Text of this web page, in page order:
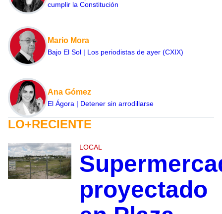
cumplir la Constitución
Mario Mora
Bajo El Sol | Los periodistas de ayer (CXIX)
Ana Gómez
El Ágora | Detener sin arrodillarse
LO+RECIENTE
LOCAL
proyectado